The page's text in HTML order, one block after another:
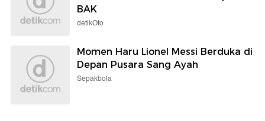
BAK
detikOto
Momen Haru Lionel Messi Berduka di
Depan Pusara Sang Ayah
Sepakbola